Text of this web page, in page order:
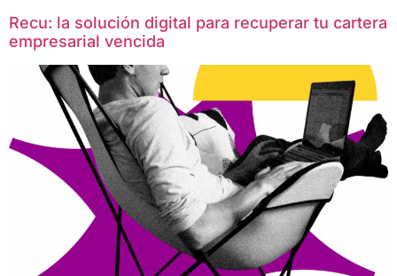
Recu: la solución digital para recuperar tu cartera
empresarial vencida